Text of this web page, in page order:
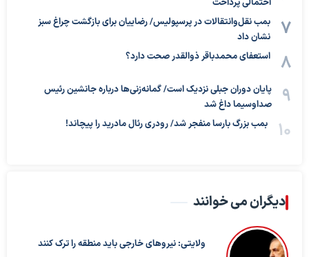
احتمالی پرداخت
بمب نقل‌وانتقالات در پرسپولیس/ رضاییان برای بازگشت چراغ سبز
نشان داد
استعفای محمدباقر ذوالقدر صحت دارد؟
پایان دوران جبلی نزدیک است/ گمانه‌زنی‌ها درباره جانشین رئیس
صداوسیما داغ شد
بمب بزرگ بارسا منفجر شد/ رودری رئال مادرید را پیچاند!
دیگران می خوانند
ولایتی: نیروهای خارجی باید منطقه را ترک کنند